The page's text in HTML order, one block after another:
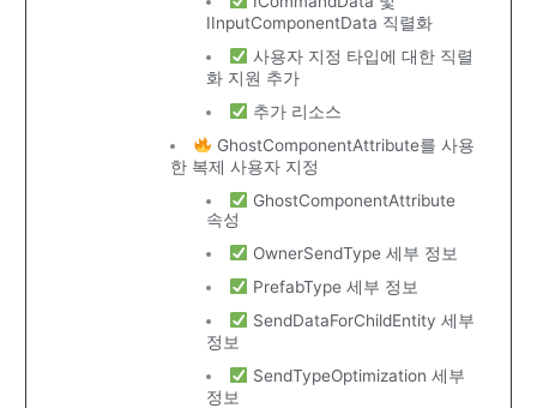
IInputComponentData 직렬화
사용자 지정 타입에 대한 직렬
화 지원 추가
추가 리소스
GhostComponentAttribute를 사용
한 복제 사용자 지정
GhostComponentAttribute
속성
OwnerSendType 세부 정보
PrefabType 세부 정보
SendDataForChildEntity 세부
정보
SendTypeOptimization 세부
정보